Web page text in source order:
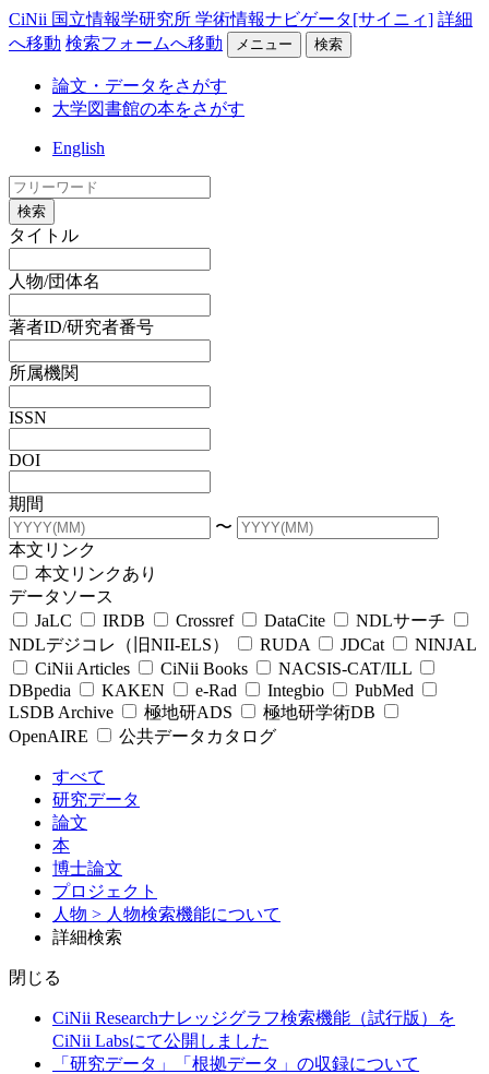
CiNii 国立情報学研究所 学術情報ナビゲータ[サイニィ] 詳細
へ移動 検索フォームへ移動 メニュー 検索
論文・データをさがす
大学図書館の本をさがす
English
検索
タイトル
人物/団体名
著者ID/研究者番号
所属機関
ISSN
DOI
期間
〜
本文リンク
本文リンクあり
データソース
JaLC
IRDB Crossref DataCite
NDLサーチ
NDLデジコレ（旧NII-ELS）
RUDA JDCat
NINJAL
CiNii Articles
CiNii Books
NACSIS-CAT/ILL
DBpedia
KAKEN e-Rad Integbio
PubMed
LSDB Archive
極地研ADS
極地研学術DB
OpenAIRE
公共データカタログ
すべて
研究データ
論文
本
博士論文
プロジェクト
人物 > 人物検索機能について
詳細検索
閉じる
CiNii Researchナレッジグラフ検索機能（試行版）を
CiNii Labsにて公開しました
「研究データ」「根拠データ」の収録について